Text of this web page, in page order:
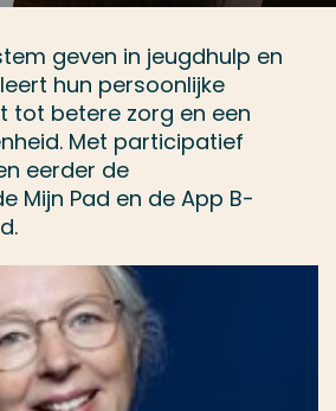
geven in jeugdhulp en
hun persoonlijke
tot betere zorg en een
Met participatief
eerder de
Mijn Pad en de App B-